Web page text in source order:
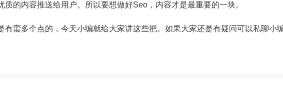
质的内容推送给用户。所以要想做好Seo，内容才是最重要的一块。
有蛮多个点的，今天小编就给大家讲这些把。如果大家还是有疑问可以私聊小